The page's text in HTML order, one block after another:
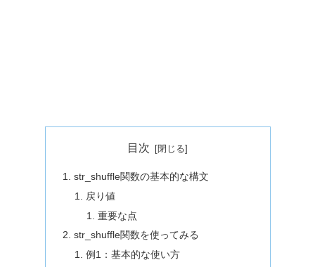
目次
str_shuffle関数の基本的な構文
戻り値
重要な点
str_shuffle関数を使ってみる
例1：基本的な使い方